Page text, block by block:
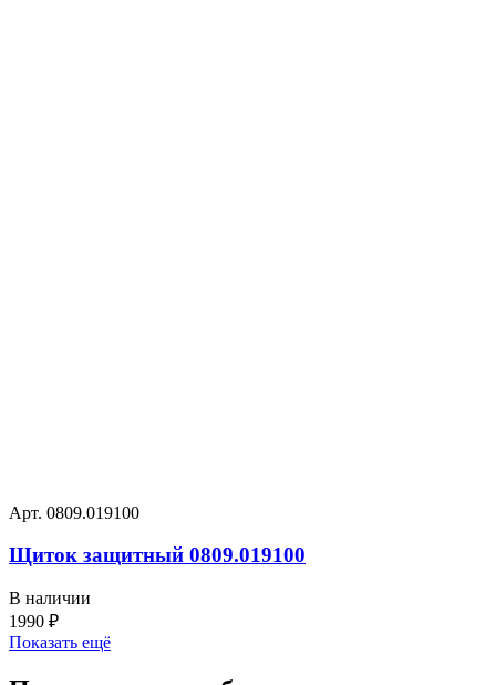
Арт. 0809.019100
Щиток защитный 0809.019100
В наличии
1990 ₽
Показать ещё